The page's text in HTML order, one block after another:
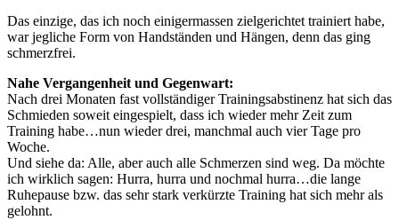
Das einzige, das ich noch einigermassen zielgerichtet trainiert habe,
war jegliche Form von Handständen und Hängen, denn das ging
schmerzfrei.
Nahe Vergangenheit und Gegenwart:
Nach drei Monaten fast vollständiger Trainingsabstinenz hat sich das
Schmieden soweit eingespielt, dass ich wieder mehr Zeit zum
Training habe…nun wieder drei, manchmal auch vier Tage pro
Woche.
Und siehe da: Alle, aber auch alle Schmerzen sind weg. Da möchte
ich wirklich sagen: Hurra, hurra und nochmal hurra…die lange
Ruhepause bzw. das sehr stark verkürzte Training hat sich mehr als
gelohnt.